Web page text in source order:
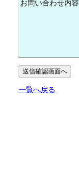
お問い合わせ内容
一覧へ戻る